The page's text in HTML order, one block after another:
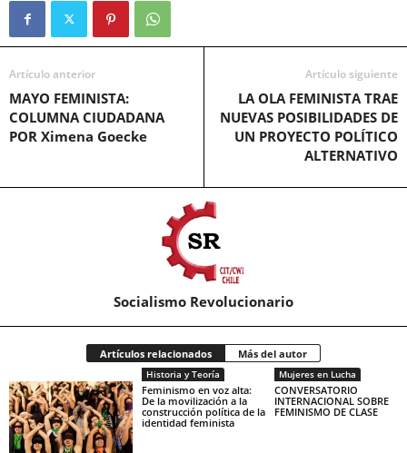
Artículo anterior
MAYO FEMINISTA:
COLUMNA CIUDADANA
POR Ximena Goecke
Artículo siguiente
LA OLA FEMINISTA TRAE
NUEVAS POSIBILIDADES DE
UN PROYECTO POLÍTICO
ALTERNATIVO
Socialismo Revolucionario
Artículos relacionados Más del autor
Historia y Teoría
Feminismo en voz alta:
De la movilización a la
construcción política de la
identidad feminista
Mujeres en Lucha
CONVERSATORIO
INTERNACIONAL SOBRE
FEMINISMO DE CLASE